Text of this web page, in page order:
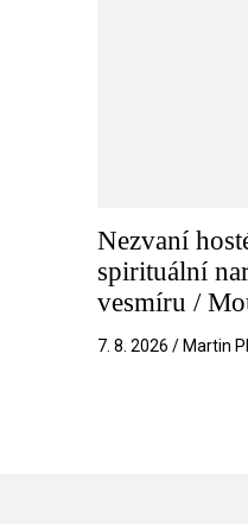
Nezvaní
spirituální
vesmíru /
7. 8. 2026 / Martin